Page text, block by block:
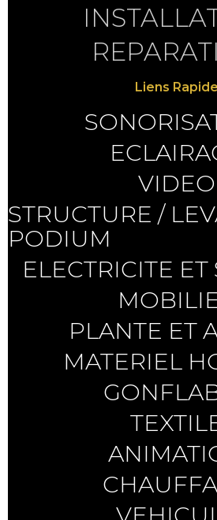
Liens Rapide
VIDEO
STRUCTURE /
PODIUM
ELECTRICITE ET
PLANTE ET
MATERIEL